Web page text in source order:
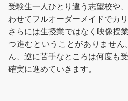
受験生一人ひとり違う志望校や
わせてフルオーダーメイドでカ
さらには生授業ではなく映像授
つ進むということがありませ
ん、逆に苦手なところは何度も
確実に進めていきます。